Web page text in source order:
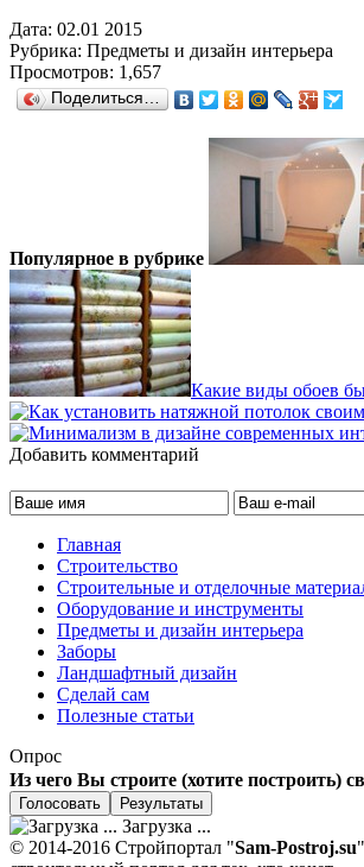
Дата: 02.01 2015
Рубрика: Предметы и дизайн интерьера
Просмотров: 1,657
Поделиться…
Популярное в рубрике
Какие виды обоев
Добавить комментарий
Главная
Строительство
Строительные и отделочные
Оборудование и инструменты
Предметы и дизайн интерьера
Заборы
Ландшафтный дизайн
Сделай сам
Полезные статьи
Опрос
Из чего Вы строите (хотите построить)
Загрузка ...
© 2014-2016 Стройпортал "Sam-Postroj.su